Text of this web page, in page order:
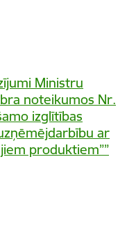
Ministru
noteikumos Nr.
izglītības
ar
produktiem””